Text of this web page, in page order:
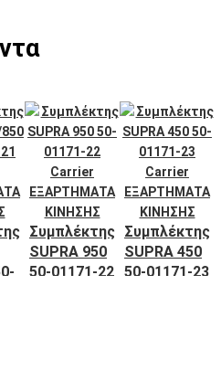
Συμπλέκτης
SUPRA 950
50-01171-22
Συμπλέκτης
SUPRA 450
50-01171-23